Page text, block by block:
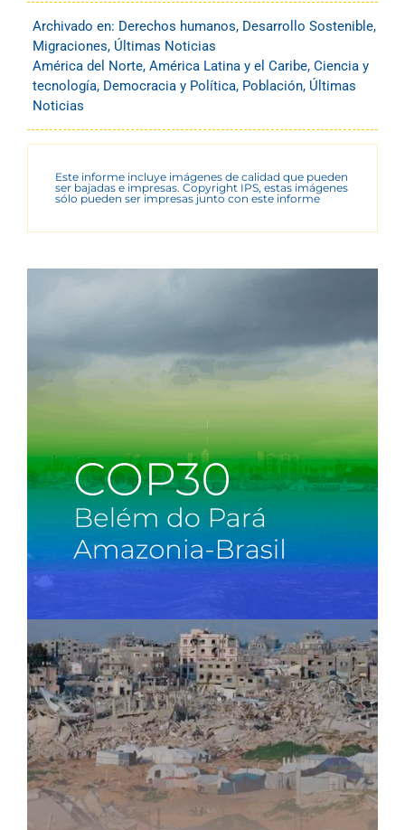
Archivado en: Derechos humanos, Desarrollo Sostenible,
Migraciones, Últimas Noticias
América del Norte, América Latina y el Caribe, Ciencia y
tecnología, Democracia y Política, Población, Últimas
Noticias
Este informe incluye imágenes de calidad que pueden
ser bajadas e impresas. Copyright IPS, estas imágenes
sólo pueden ser impresas junto con este informe